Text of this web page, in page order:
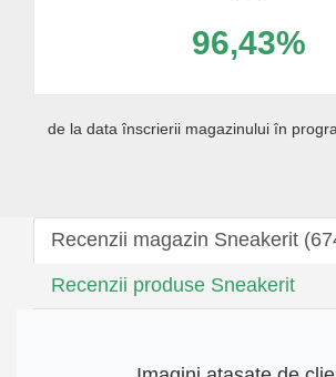
96,43%
de la data înscrierii magazinului în
Recenzii magazin Sneakerit
Recenzii produse Sneakerit